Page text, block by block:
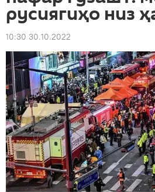
русиягиҳо низ
10:30 30.10.2022